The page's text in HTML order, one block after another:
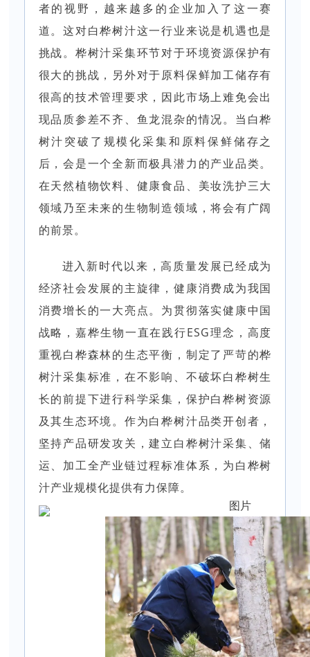
者的视野，越来越多的企业加入了这一赛
道。这对白桦树汁这一行业来说是机遇也是
挑战。桦树汁采集环节对于环境资源保护有
很大的挑战，另外对于原料保鲜加工储存有
很高的技术管理要求，因此市场上难免会出
现品质参差不齐、鱼龙混杂的情况。当白桦
树汁突破了规模化采集和原料保鲜储存之
后，会是一个全新而极具潜力的产业品类。
在天然植物饮料、健康食品、美妆洗护三大
领域乃至未来的生物制造领域，将会有广阔
的前景。
进入新时代以来，高质量发展已经成为
经济社会发展的主旋律，健康消费成为我国
消费增长的一大亮点。为贯彻落实健康中国
战略，嘉桦生物一直在践行ESG理念，高度
重视白桦森林的生态平衡，制定了严苛的桦
树汁采集标准，在不影响、不破坏白桦树生
长的前提下进行科学采集，保护白桦树资源
及其生态环境。作为白桦树汁品类开创者，
坚持产品研发攻关，建立白桦树汁采集、储
运、加工全产业链过程标准体系，为白桦树
汁产业规模化提供有力保障。